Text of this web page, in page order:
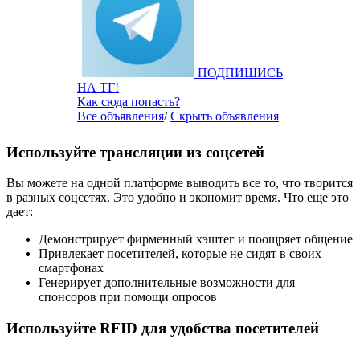
ПОДПИШИСЬ
НА ТГ!
Как сюда попасть?
Все объявления/Скрыть объявления
Используйте трансляции из соцсетей
Вы можете на одной платформе выводить все то, что творится
в разных соцсетях. Это удобно и экономит время. Что еще это
дает:
Демонстрирует фирменный хэштег и поощряет общение
Привлекает посетителей, которые не сидят в своих
смартфонах
Генерирует дополнительные возможности для
спонсоров при помощи опросов
Используйте RFID для удобства посетителей